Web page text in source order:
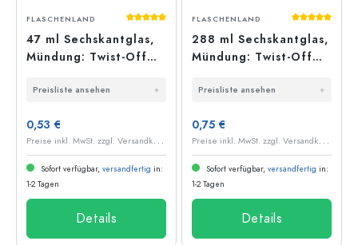
Durchschnittliche Bewertung von 5 von 5
FLASCHENLAND
47 ml Sechskantglas,
Mündung: Twist-Off
Preisliste ansehen
0,53 €
P
reise inkl. MwSt. zzgl. Versandkosten
Sofort verfügbar, versandfertig in:
1-2 Tagen
Details
FLASCHENLAND
288 ml Sechskantglas,
Mündung: Twist-Off
Preisliste ansehen
0,75 €
P
reise inkl. MwSt. zzgl. Versandkosten
Sofort verfügbar, versandfertig in:
1-2 Tagen
Details